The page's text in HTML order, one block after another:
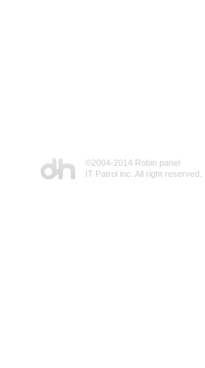
©2004-2014 Robin panel
IT Patrol inc. All right reserved.